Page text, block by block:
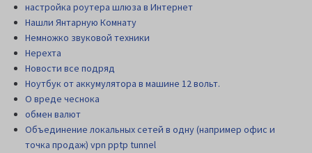
настройка роутера шлюза в Интернет
Нашли Янтарную Комнату
Немножко звуковой техники
Нерехта
Новости все подряд
Ноутбук от аккумулятора в машине 12 вольт.
О вреде чеснока
обмен валют
Объединение локальных сетей в одну (например офис и
точка продаж) vpn pptp tunnel